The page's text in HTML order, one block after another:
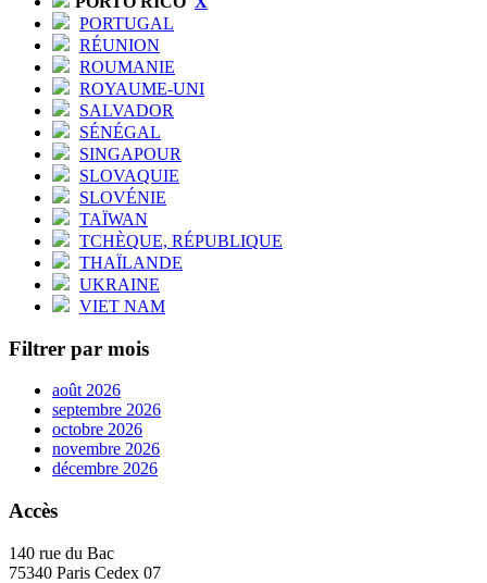
PORTUGAL
RÉUNION
ROUMANIE
ROYAUME-UNI
SALVADOR
SÉNÉGAL
SINGAPOUR
SLOVAQUIE
SLOVÉNIE
TAÏWAN
TCHÈQUE, RÉPUBLIQUE
THAÏLANDE
UKRAINE
VIET NAM
Filtrer par mois
août 2026
septembre 2026
octobre 2026
novembre 2026
décembre 2026
Accès
140 rue du Bac
75340 Paris Cedex 07